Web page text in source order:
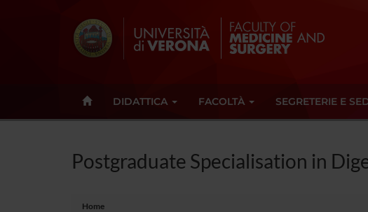
DIDATTICA FACOLTÀ SEGRETERIE E
Postgraduate Specialisation in
Home